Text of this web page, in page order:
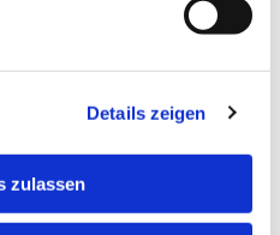
Details zeigen
zulassen